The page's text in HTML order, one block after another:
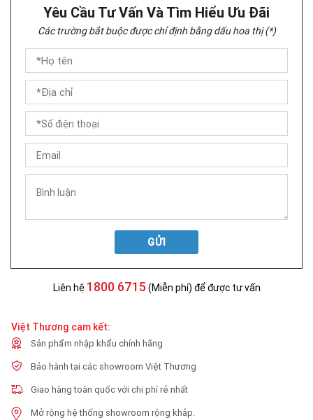
Yêu Cầu Tư Vấn Và Tìm Hiểu Ưu Đãi
Các trường bắt buộc được chỉ định bằng dấu hoa thị (*)
GỬI
Liên hệ 1800 6715 (Miễn phí) để được tư vấn
Việt Thương cam kết:
Sản phẩm nhập khẩu chính hãng
Bảo hành tại các showroom Việt Thương
Giao hàng toàn quốc với chi phí rẻ nhất
Mở rộng hệ thống showroom rộng khắp.